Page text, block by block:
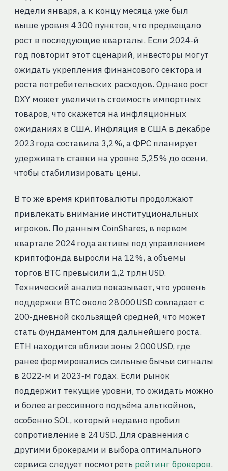
недели января, а к концу месяца уже был
выше уровня 4 300 пунктов, что предвещало
рост в последующие кварталы. Если 2024‑й
год повторит этот сценарий, инвесторы могут
ожидать укрепления финансового сектора и
роста потребительских расходов. Однако рост
DXY может увеличить стоимость импортных
товаров, что скажется на инфляционных
ожиданиях в США. Инфляция в США в декабре
2023 года составила 3,2 %, а ФРС планирует
удерживать ставки на уровне 5,25 % до осени,
чтобы стабилизировать цены.
В то же время криптовалюты продолжают
привлекать внимание институциональных
игроков. По данным CoinShares, в первом
квартале 2024 года активы под управлением
криптофонда выросли на 12 %, а объемы
торгов BTC превысили 1,2 трлн USD.
Технический анализ показывает, что уровень
поддержки BTC около 28 000 USD совпадает с
200‑дневной скользящей средней, что может
стать фундаментом для дальнейшего роста.
ETH находится вблизи зоны 2 000 USD, где
ранее формировались сильные бычьи сигналы
в 2022‑м и 2023‑м годах. Если рынок
поддержит текущие уровни, то ожидать можно
и более агрессивного подъёма альткойнов,
особенно SOL, который недавно пробил
сопротивление в 24 USD. Для сравнения с
другими брокерами и выбора оптимального
сервиса следует посмотреть рейтинг брокеров.